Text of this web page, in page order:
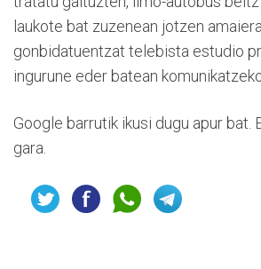
laukote bat zuzenean jotzen
gonbidatuentzat telebista estudio
ingurune eder batean
Google barrutik ikusi dugu apur bat.
gara.